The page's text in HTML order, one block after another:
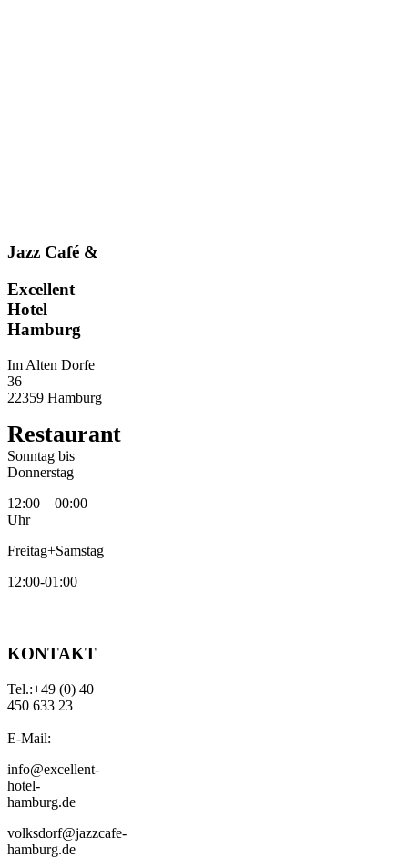
Jazz Café &
Excellent
Hotel
Hamburg
Im Alten Dorfe
36
22359 Hamburg
Restaurant
Sonntag bis
Donnerstag
12:00 – 00:00
Uhr
Freitag+Samstag
12:00-01:00
KONTAKT
Tel.:+49 (0) 40
450 633 23
E-Mail:
info@excellent-
hotel-
hamburg.de
volksdorf@jazzcafe-
hamburg.de